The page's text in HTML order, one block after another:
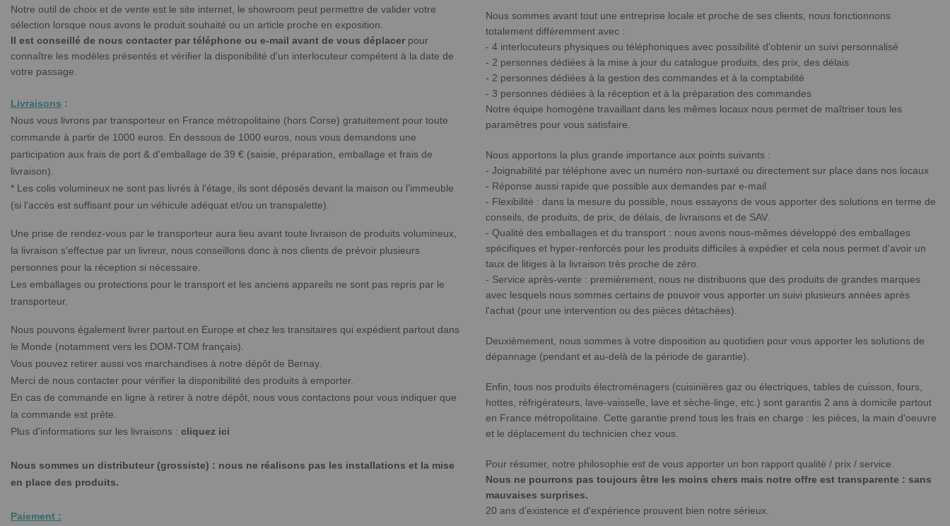
Notre outil de choix et de vente est le site internet, le showroom peut permettre de valider votre
sélection lorsque nous avons le produit souhaité ou un article proche en exposition.
Il est conseillé de nous contacter par téléphone ou e-mail avant de vous déplacer pour
connaître les modèles présentés et vérifier la disponibilité d'un interlocuteur compétent à la date de
votre passage.
Livraisons :
Nous vous livrons par transporteur en France métropolitaine (hors Corse) gratuitement pour toute
commande à partir de 1000 euros. En dessous de 1000 euros, nous vous demandons une
participation aux frais de port & d'emballage de 39 € (saisie, préparation, emballage et frais de
livraison).
* Les colis volumineux ne sont pas livrés à l'étage, ils sont déposés devant la maison ou l'immeuble
(si l'accès est suffisant pour un véhicule adéquat et/ou un transpalette).
Une prise de rendez-vous par le transporteur aura lieu avant toute livraison de produits volumineux,
la livraison s'effectue par un livreur, nous conseillons donc à nos clients de prévoir plusieurs
personnes pour la réception si nécessaire.
Les emballages ou protections pour le transport et les anciens appareils ne sont pas repris par le
transporteur.
Nous pouvons également livrer partout en Europe et chez les transitaires qui expédient partout dans
le Monde (notamment vers les DOM-TOM français).
Vous pouvez retirer aussi vos marchandises à notre dépôt de Bernay.
Merci de nous contacter pour vérifier la disponibilité des produits à emporter.
En cas de commande en ligne à retirer à notre dépôt, nous vous contactons pour vous indiquer que
la commande est prête.
Plus d'informations sur les livraisons : cliquez ici
Nous sommes un distributeur (grossiste) : nous ne réalisons pas les installations et la mise
en place des produits.
Paiement :
Nous sommes avant tout une entreprise locale et proche de ses clients, nous fonctionnons
totalement différemment avec :
- 4 interlocuteurs physiques ou téléphoniques avec possibilité d'obtenir un suivi personnalisé
- 2 personnes dédiées à la mise à jour du catalogue produits, des prix, des délais
- 2 personnes dédiées à la gestion des commandes et à la comptabilité
- 3 personnes dédiées à la réception et à la préparation des commandes
Notre équipe homogène travaillant dans les mêmes locaux nous permet de maîtriser tous les
paramètres pour vous satisfaire.
Nous apportons la plus grande importance aux points suivants :
- Joignabilité par téléphone avec un numéro non-surtaxé ou directement sur place dans nos locaux
- Réponse aussi rapide que possible aux demandes par e-mail
- Flexibilité : dans la mesure du possible, nous essayons de vous apporter des solutions en terme de
conseils, de produits, de prix, de délais, de livraisons et de SAV.
- Qualité des emballages et du transport : nous avons nous-mêmes développé des emballages
spécifiques et hyper-renforcés pour les produits difficiles à expédier et cela nous permet d'avoir un
taux de litiges à la livraison très proche de zéro.
- Service après-vente : premièrement, nous ne distribuons que des produits de grandes marques
avec lesquels nous sommes certains de pouvoir vous apporter un suivi plusieurs années après
l'achat (pour une intervention ou des pièces détachées).
Deuxièmement, nous sommes à votre disposition au quotidien pour vous apporter les solutions de
dépannage (pendant et au-delà de la période de garantie).
Enfin, tous nos produits électroménagers (cuisinières gaz ou électriques, tables de cuisson, fours,
hottes, réfrigérateurs, lave-vaisselle, lave et sèche-linge, etc.) sont garantis 2 ans à domicile partout
en France métropolitaine. Cette garantie prend tous les frais en charge : les pièces, la main d'oeuvre
et le déplacement du technicien chez vous.
Pour résumer, notre philosophie est de vous apporter un bon rapport qualité / prix / service.
Nous ne pourrons pas toujours être les moins chers mais notre offre est transparente : sans
mauvaises surprises.
20 ans d’existence et d'expérience prouvent bien notre sérieux.